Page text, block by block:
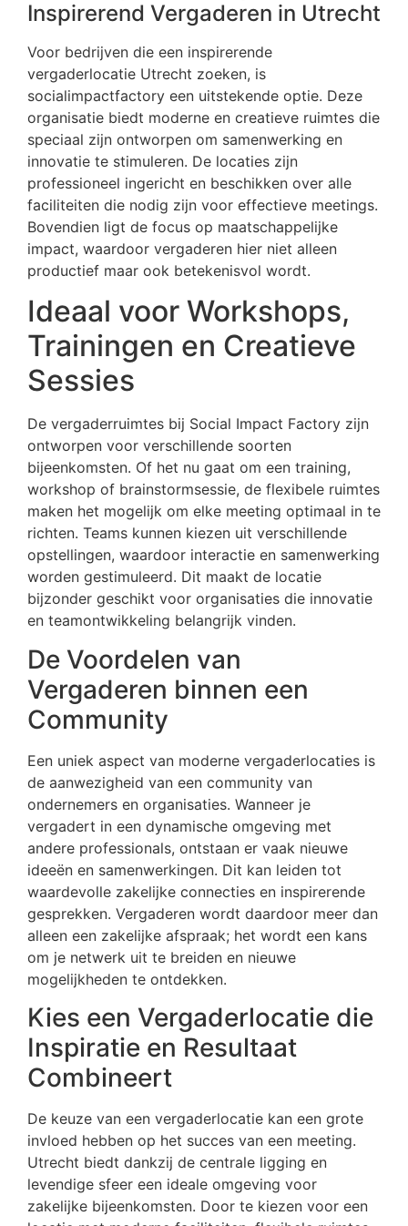
Inspirerend Vergaderen in Utrecht
Voor bedrijven die een inspirerende
vergaderlocatie Utrecht zoeken, is
socialimpactfactory een uitstekende optie. Deze
organisatie biedt moderne en creatieve ruimtes die
speciaal zijn ontworpen om samenwerking en
innovatie te stimuleren. De locaties zijn
professioneel ingericht en beschikken over alle
faciliteiten die nodig zijn voor effectieve meetings.
Bovendien ligt de focus op maatschappelijke
impact, waardoor vergaderen hier niet alleen
productief maar ook betekenisvol wordt.
Ideaal voor Workshops,
Trainingen en Creatieve
Sessies
De vergaderruimtes bij Social Impact Factory zijn
ontworpen voor verschillende soorten
bijeenkomsten. Of het nu gaat om een training,
workshop of brainstormsessie, de flexibele ruimtes
maken het mogelijk om elke meeting optimaal in te
richten. Teams kunnen kiezen uit verschillende
opstellingen, waardoor interactie en samenwerking
worden gestimuleerd. Dit maakt de locatie
bijzonder geschikt voor organisaties die innovatie
en teamontwikkeling belangrijk vinden.
De Voordelen van
Vergaderen binnen een
Community
Een uniek aspect van moderne vergaderlocaties is
de aanwezigheid van een community van
ondernemers en organisaties. Wanneer je
vergadert in een dynamische omgeving met
andere professionals, ontstaan er vaak nieuwe
ideeën en samenwerkingen. Dit kan leiden tot
waardevolle zakelijke connecties en inspirerende
gesprekken. Vergaderen wordt daardoor meer dan
alleen een zakelijke afspraak; het wordt een kans
om je netwerk uit te breiden en nieuwe
mogelijkheden te ontdekken.
Kies een Vergaderlocatie die
Inspiratie en Resultaat
Combineert
De keuze van een vergaderlocatie kan een grote
invloed hebben op het succes van een meeting.
Utrecht biedt dankzij de centrale ligging en
levendige sfeer een ideale omgeving voor
zakelijke bijeenkomsten. Door te kiezen voor een